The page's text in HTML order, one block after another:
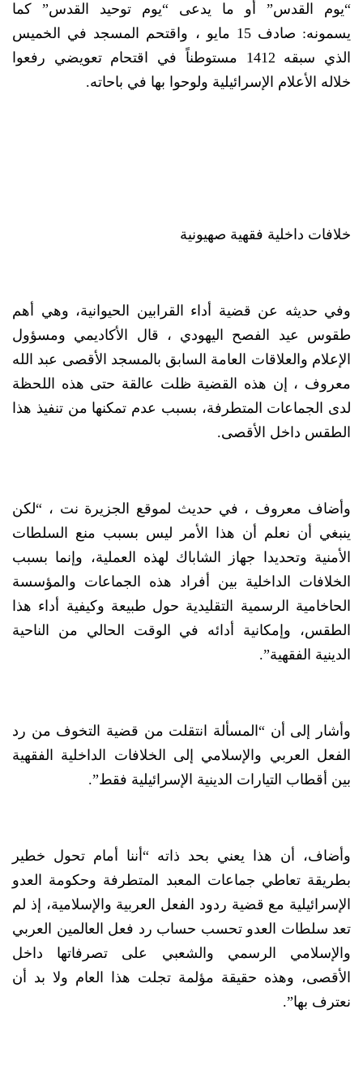
“يوم القدس” أو ما يدعى “يوم توحيد القدس” كما
يسمونه: صادف 15 مايو ، واقتحم المسجد في الخميس
الذي سبقه 1412 مستوطناً في اقتحام تعويضي رفعوا
خلاله الأعلام الإسرائيلية ولوحوا بها في باحاته.
خلافات داخلية فقهية صهيونية
وفي حديثه عن قضية أداء القرابين الحيوانية، وهي أهم
طقوس عيد الفصح اليهودي ، قال الأكاديمي ومسؤول
الإعلام والعلاقات العامة السابق بالمسجد الأقصى عبد الله
معروف ، إن هذه القضية ظلت عالقة حتى هذه اللحظة
لدى الجماعات المتطرفة، بسبب عدم تمكنها من تنفيذ هذا
الطقس داخل الأقصى.
وأضاف معروف ، في حديث لموقع الجزيرة نت ، “لكن
ينبغي أن نعلم أن هذا الأمر ليس بسبب منع السلطات
الأمنية وتحديدا جهاز الشاباك لهذه العملية، وإنما بسبب
الخلافات الداخلية بين أفراد هذه الجماعات والمؤسسة
الحاخامية الرسمية التقليدية حول طبيعة وكيفية أداء هذا
الطقس، وإمكانية أدائه في الوقت الحالي من الناحية
الدينية الفقهية”.
وأشار إلى أن “المسألة انتقلت من قضية التخوف من رد
الفعل العربي والإسلامي إلى الخلافات الداخلية الفقهية
بين أقطاب التيارات الدينية الإسرائيلية فقط”.
وأضاف، أن هذا يعني بحد ذاته “أننا أمام تحول خطير
بطريقة تعاطي جماعات المعبد المتطرفة وحكومة العدو
الإسرائيلية مع قضية ردود الفعل العربية والإسلامية، إذ لم
تعد سلطات العدو تحسب حساب رد فعل العالمين العربي
والإسلامي الرسمي والشعبي على تصرفاتها داخل
الأقصى، وهذه حقيقة مؤلمة تجلت هذا العام ولا بد أن
نعترف بها”.